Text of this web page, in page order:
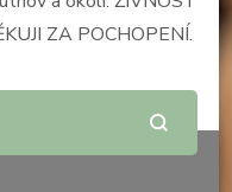
ZA POCHOPENÍ.